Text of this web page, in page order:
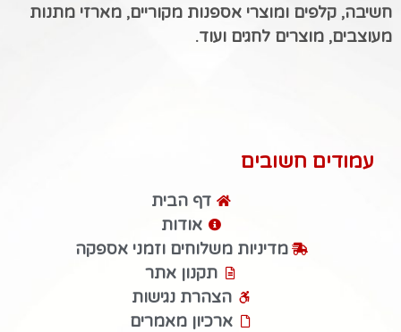
חשיבה, קלפים ומוצרי אספנות מקוריים, מארזי מתנות
מעוצבים, מוצרים לחגים ועוד.
עמודים חשובים
דף הבית
אודות
מדיניות משלוחים וזמני אספקה
תקנון אתר
הצהרת נגישות
ארכיון מאמרים